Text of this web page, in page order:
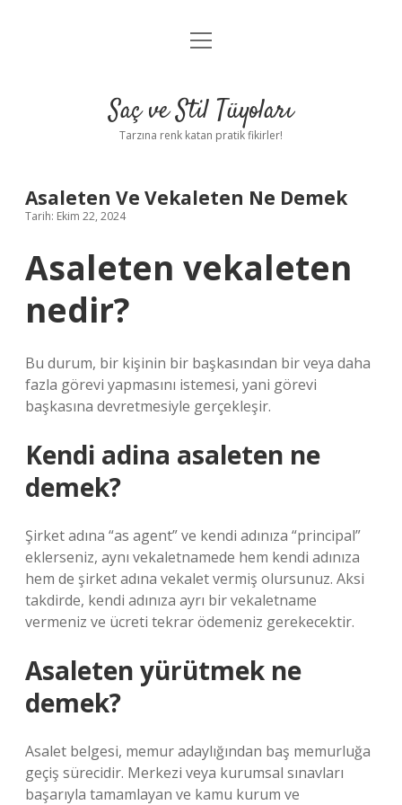
Anasayfa
Yasal Uyarı
menüyü
Saç ve Stil Tüyoları
Tarzına renk katan pratik fikirler!
Asaleten Ve Vekaleten Ne Demek
Tarih: Ekim 22, 2024
Asaleten vekaleten
nedir?
Bu durum, bir kişinin bir başkasından bir veya daha
fazla görevi yapmasını istemesi, yani görevi
başkasına devretmesiyle gerçekleşir.
Kendi adina asaleten ne
demek?
Şirket adına “as agent” ve kendi adınıza “principal”
eklerseniz, aynı vekaletnamede hem kendi adınıza
hem de şirket adına vekalet vermiş olursunuz. Aksi
takdirde, kendi adınıza ayrı bir vekaletname
vermeniz ve ücreti tekrar ödemeniz gerekecektir.
Asaleten yürütmek ne
demek?
Asalet belgesi, memur adaylığından baş memurluğa
geçiş sürecidir. Merkezi veya kurumsal sınavları
başarıyla tamamlayan ve kamu kurum ve